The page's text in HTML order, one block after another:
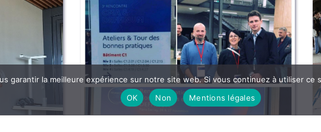
garantir la meilleure expérience sur notre site web. Si vous continuez à utiliser
OK
Non Mentions légales